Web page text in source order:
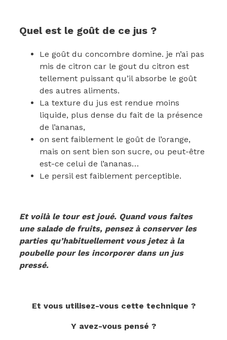
Quel est le goût de ce jus ?
Le goût du concombre domine. je n’ai pas
mis de citron car le gout du citron est
tellement puissant qu’il absorbe le goût
des autres aliments.
La texture du jus est rendue moins
liquide, plus dense du fait de la présence
de l’ananas,
on sent faiblement le goût de l’orange,
mais on sent bien son sucre, ou peut-être
est-ce celui de l’ananas…
Le persil est faiblement perceptible.
Et voilà le tour est joué. Quand vous faites
une salade de fruits, pensez à conserver les
parties qu’habituellement vous jetez à la
poubelle pour les incorporer dans un jus
pressé.
Et vous utilisez-vous cette technique ?
Y avez-vous pensé ?